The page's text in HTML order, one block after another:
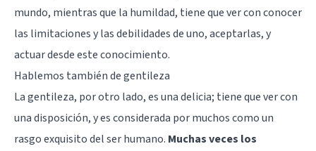
mundo, mientras que la humildad, tiene que ver con conocer
las limitaciones y las debilidades de uno, aceptarlas, y
actuar desde este conocimiento.
Hablemos también de gentileza
La gentileza, por otro lado, es una delicia; tiene que ver con
una disposición, y es considerada por muchos como un
rasgo exquisito del ser humano. Muchas veces los